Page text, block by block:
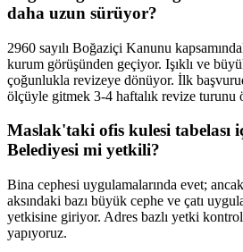
daha uzun sürüyor?
2960 sayılı Boğaziçi Kanunu
kurum görüşünden geçiyor. Işıklı ve
çoğunlukla revizeye dönüyor. İlk
ölçüyle gitmek 3-4 haftalık revize turunu
Maslak'taki ofis kulesi tabelası
Belediyesi mi yetkili?
Bina cephesi uygulamalarında evet;
aksındaki bazı büyük cephe ve çatı
yetkisine giriyor. Adres bazlı yetki
yapıyoruz.